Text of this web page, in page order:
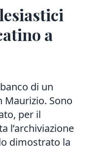
a
di un
Maurizio. Sono
per il
l’archiviazione
dimostrato la